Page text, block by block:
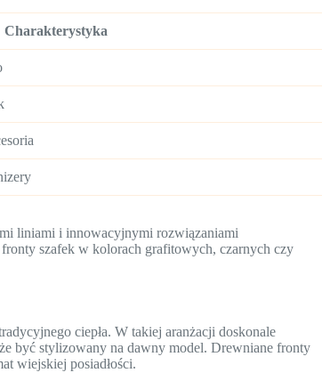
Charakterystyka
liniami i innowacyjnymi rozwiązaniami
fronty szafek w kolorach grafitowych, czarnych czy
ciepła. W takiej aranżacji doskonale
być stylizowany na dawny model. Drewniane fronty
wiejskiej posiadłości.